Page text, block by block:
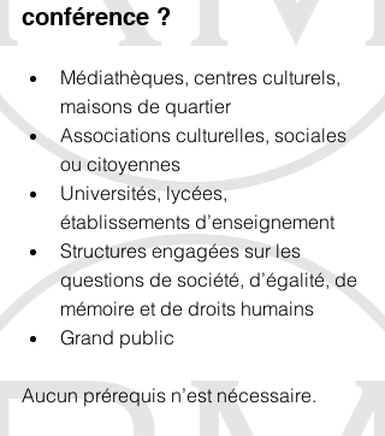
conférence ?
Médiathèques, centres culturels,
maisons de quartier
Associations culturelles, sociales
ou citoyennes
Universités, lycées,
établissements d’enseignement
Structures engagées sur les
questions de société, d’égalité, de
mémoire et de droits humains
Grand public
Aucun prérequis n’est nécessaire.